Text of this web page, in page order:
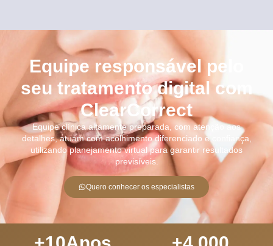
Equipe responsável pelo
seu tratamento digital com
ClearCorrect
Equipe clínica altamente preparada, com atenção aos
detalhes, atuam com acolhimento diferenciado e confiança,
utilizando planejamento virtual para garantir resultados
previsíveis.
Quero conhecer os especialistas